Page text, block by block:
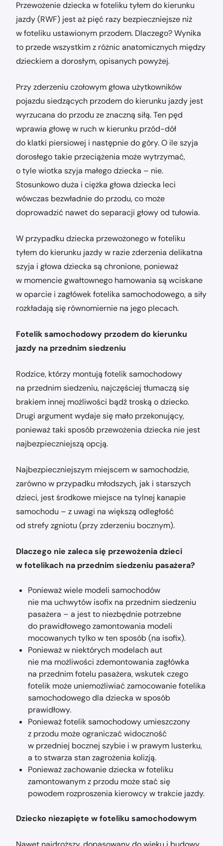
Przewożenie dziecka w foteliku tyłem do kierunku
jazdy (RWF) jest aż pięć razy bezpieczniejsze niż
w foteliku ustawionym przodem. Dlaczego? Wynika
to przede wszystkim z różnic anatomicznych między
dzieckiem a dorosłym, opisanych powyżej.
Przy zderzeniu czołowym głowa użytkowników
pojazdu siedzących przodem do kierunku jazdy jest
wyrzucana do przodu ze znaczną siłą. Ten pęd
wprawia głowę w ruch w kierunku przód-dół
do klatki piersiowej i następnie do góry. O ile szyja
dorosłego takie przeciążenia może wytrzymać,
o tyle wiotka szyja małego dziecka – nie.
Stosunkowo duża i ciężka głowa dziecka leci
wówczas bezwładnie do przodu, co może
doprowadzić nawet do separacji głowy od tułowia.
W przypadku dziecka przewożonego w foteliku
tyłem do kierunku jazdy w razie zderzenia delikatna
szyja i głowa dziecka są chronione, ponieważ
w momencie gwałtownego hamowania są wciskane
w oparcie i zagłówek fotelika samochodowego, a siły
rozkładają się równomiernie na jego plecach.
Fotelik samochodowy przodem do kierunku
jazdy na przednim siedzeniu
Rodzice, którzy montują fotelik samochodowy
na przednim siedzeniu, najczęściej tłumaczą się
brakiem innej możliwości bądź troską o dziecko.
Drugi argument wydaje się mało przekonujący,
ponieważ taki sposób przewożenia dziecka nie jest
najbezpieczniejszą opcją.
Najbezpieczniejszym miejscem w samochodzie,
zarówno w przypadku młodszych, jak i starszych
dzieci, jest środkowe miejsce na tylnej kanapie
samochodu – z uwagi na większą odległość
od strefy zgniotu (przy zderzeniu bocznym).
Dlaczego nie zaleca się przewożenia dzieci
w fotelikach na przednim siedzeniu pasażera?
Ponieważ wiele modeli samochodów
nie ma uchwytów isofix na przednim siedzeniu
pasażera – a jest to niezbędnie potrzebne
do prawidłowego zamontowania modeli
mocowanych tylko w ten sposób (na isofix).
Ponieważ w niektórych modelach aut
nie ma możliwości zdemontowania zagłówka
na przednim fotelu pasażera, wskutek czego
fotelik może uniemożliwiać zamocowanie fotelika
samochodowego dla dziecka w sposób
prawidłowy.
Ponieważ fotelik samochodowy umieszczony
z przodu może ograniczać widoczność
w przedniej bocznej szybie i w prawym lusterku,
a to stwarza stan zagrożenia kolizją.
Ponieważ zachowanie dziecka w foteliku
zamontowanym z przodu może stać się
powodem rozproszenia kierowcy w trakcie jazdy.
Dziecko niezapięte w foteliku samochodowym